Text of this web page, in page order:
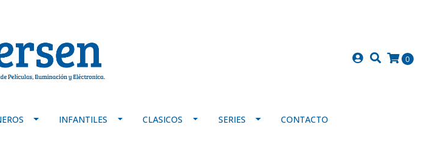
0
INFANTILES CLASICOS SERIES CONTACTO